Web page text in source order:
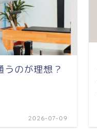
のが理想？
2026-07-09